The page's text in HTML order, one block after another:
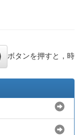
ボタンを押すと，時